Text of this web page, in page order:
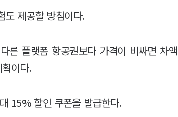
도 제공할 방침이다.
른 플랫폼 항공권보다 가격이 비싸면 차액
이다.
15% 할인 쿠폰을 발급한다.